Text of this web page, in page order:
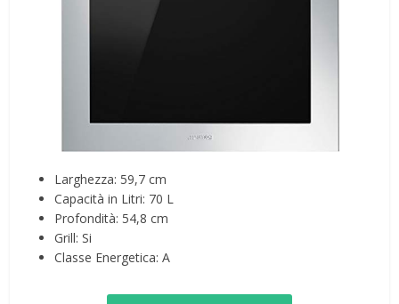
Larghezza: 59,7 cm
Capacità in Litri: 70 L
Profondità: 54,8 cm
Grill: Si
Classe Energetica: A